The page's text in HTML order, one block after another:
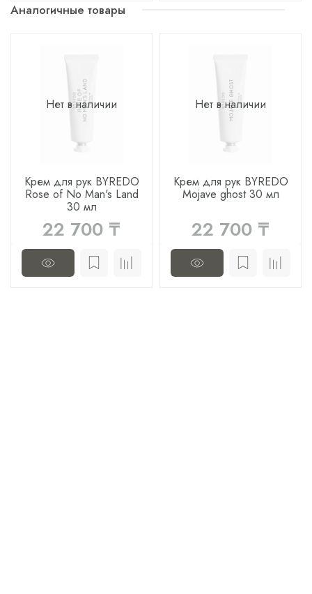
Аналогичные товары
Нет в наличии
Крем для рук BYREDO
Rose of No Man's Land
30 мл
22 700 ₸
Нет в наличии
Крем для рук BYREDO
Mojave ghost 30 мл
22 700 ₸